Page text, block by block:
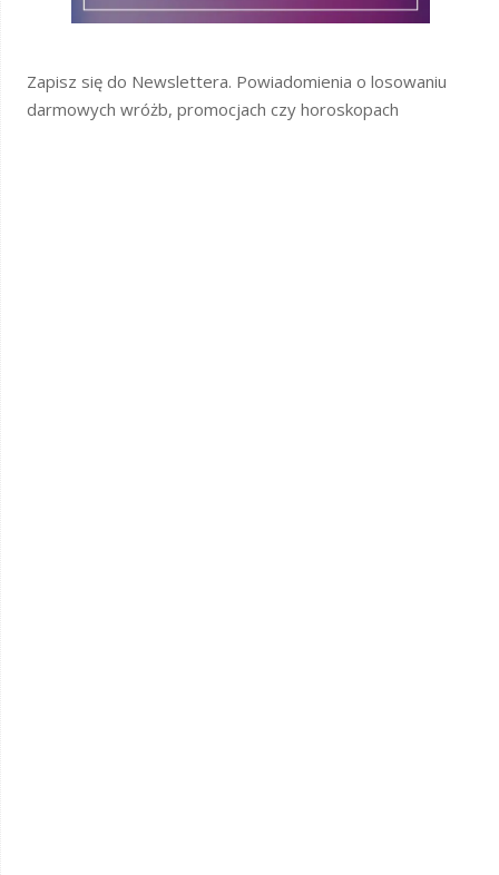
Zapisz się do Newslettera. Powiadomienia o losowaniu
darmowych wróżb, promocjach czy horoskopach